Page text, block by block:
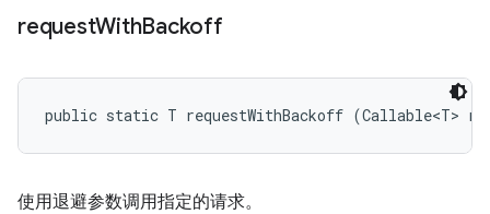
requestWithBackoff
public static T requestWithBackoff (Callable<T>
使用退避参数调用指定的请求。